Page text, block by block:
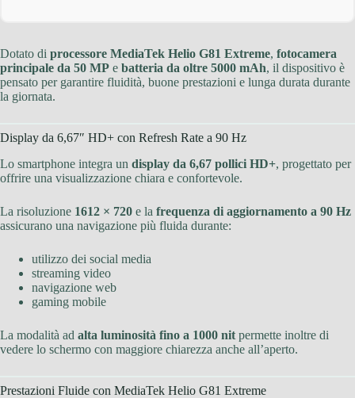
Dotato di processore MediaTek Helio G81 Extreme, fotocamera
principale da 50 MP e batteria da oltre 5000 mAh, il dispositivo è
pensato per garantire fluidità, buone prestazioni e lunga durata durante
la giornata.
Display da 6,67″ HD+ con Refresh Rate a 90 Hz
Lo smartphone integra un display da 6,67 pollici HD+, progettato per
offrire una visualizzazione chiara e confortevole.
La risoluzione 1612 × 720 e la frequenza di aggiornamento a 90 Hz
assicurano una navigazione più fluida durante:
utilizzo dei social media
streaming video
navigazione web
gaming mobile
La modalità ad alta luminosità fino a 1000 nit permette inoltre di
vedere lo schermo con maggiore chiarezza anche all’aperto.
Prestazioni Fluide con MediaTek Helio G81 Extreme